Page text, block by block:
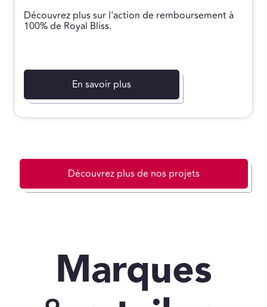
Découvrez plus sur l'action de remboursement à
100% de Royal Bliss.
En savoir plus
Découvrez plus de nos projets
Marques